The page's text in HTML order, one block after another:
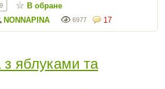
17
6977
NONNAPINA
9 В обране
яблуками та